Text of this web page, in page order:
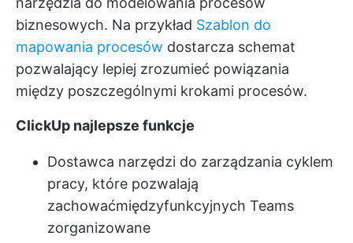
biznesowych. Na przykład Szablon do
mapowania procesów dostarcza schemat
pozwalający lepiej zrozumieć powiązania
między poszczególnymi krokami procesów.
ClickUp najlepsze funkcje
Dostawca narzędzi do zarządzania cyklem
pracy, które pozwalają
zachowaćmiędzyfunkcyjnych Teams
zorganizowane